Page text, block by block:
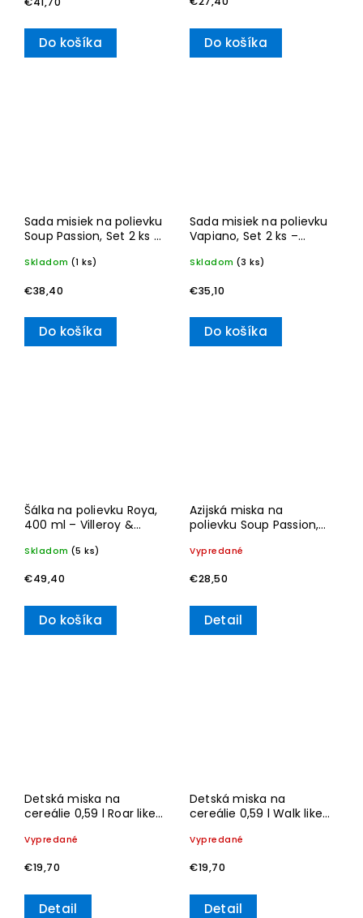
Do košíka Do košíka
Sada misiek na polievku
Soup Passion, Set 2 ks –
Skladom (1 ks)
€38,40
Do košíka
Sada misiek na polievku
Vapiano, Set 2 ks –
Skladom (3 ks)
€35,10
Do košíka
Šálka na polievku Roya,
400 ml – Villeroy &
Skladom (5 ks)
€49,40
Do košíka
Azijská miska na
polievku Soup Passion,
& Boch
Vypredané
€28,50
Detail
Detská miska na
cereálie 0,59 l Roar like
Vypredané
€19,70
Detail
Detská miska na
cereálie 0,59 l Walk like
Boch
Vypredané
€19,70
Detail